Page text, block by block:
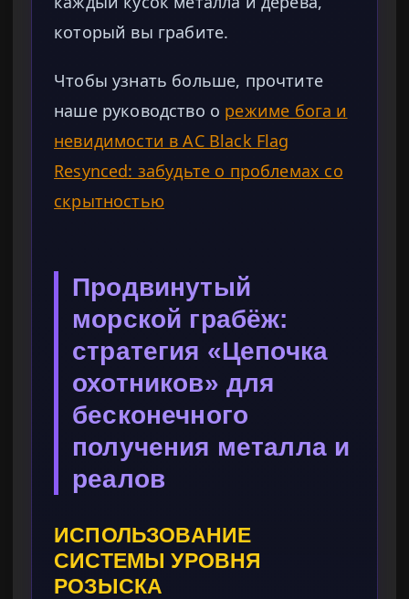
который вы грабите.
Чтобы узнать больше, прочтите
наше руководство о режиме бога и
невидимости в AC Black Flag
Resynced: забудьте о проблемах со
скрытностью
Продвинутый
морской грабёж:
стратегия «Цепочка
охотников» для
бесконечного
получения металла и
реалов
ИСПОЛЬЗОВАНИЕ
СИСТЕМЫ УРОВНЯ
РОЗЫСКА